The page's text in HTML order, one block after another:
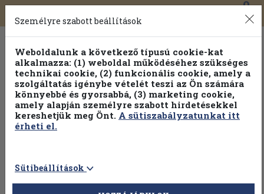
Toggle
navigation
0
Válogasson több mint 1.000.000 kiadványunk közül
100% kedvezménnyel!
Személyre szabott beállítások
Weboldalunk a következő típusú cookie-kat
alkalmazza: (1) weboldal működéséhez szükséges
technikai cookie, (2) funkcionális cookie, amely a
szolgáltatás igénybe vételét teszi az Ön számára
könnyebbé és gyorsabbá, (3) marketing cookie,
amely alapján személyre szabott hirdetésekkel
kereshetjük meg Önt. A sütiszabályzatunkat itt
érheti el.
Sütibeállítások